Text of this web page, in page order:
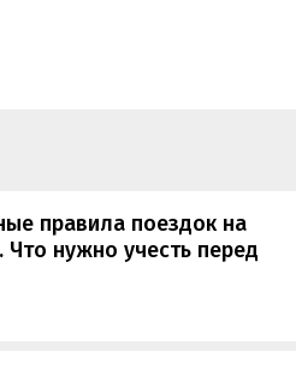
правила поездок на
нужно учесть перед